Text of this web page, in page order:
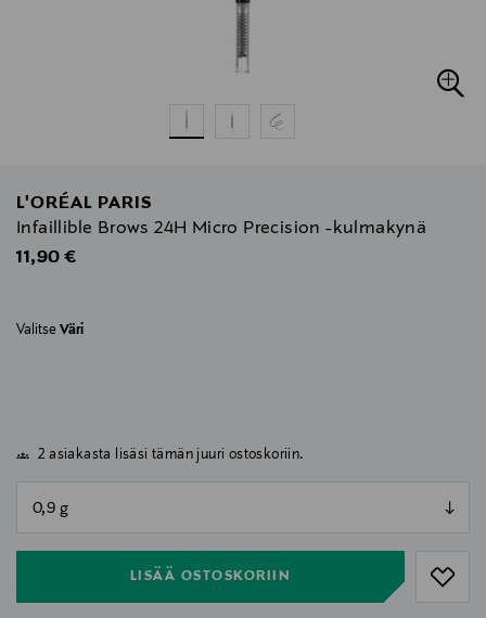
L'ORÉAL PARIS
Infaillible Brows 24H Micro Precision -kulmakynä
Original Price
11,90 €
Valitse Väri
2 asiakasta lisäsi tämän juuri ostoskoriin.
LISÄÄ OSTOSKORIIN
null